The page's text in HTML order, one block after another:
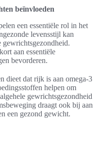
beïnvloeden
een essentiële rol in het
levensstijl kan
gewrichtsgezondheid.
aan essentiële
bevorderen.
dieet dat rijk is aan omega-3
helpen om
gewrichtsgezondheid
draagt ook bij aan
een gezond gewicht.